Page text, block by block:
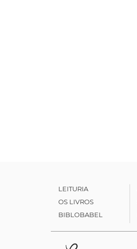
LEITURIA
OS LIVROS
BIBLOBABEL